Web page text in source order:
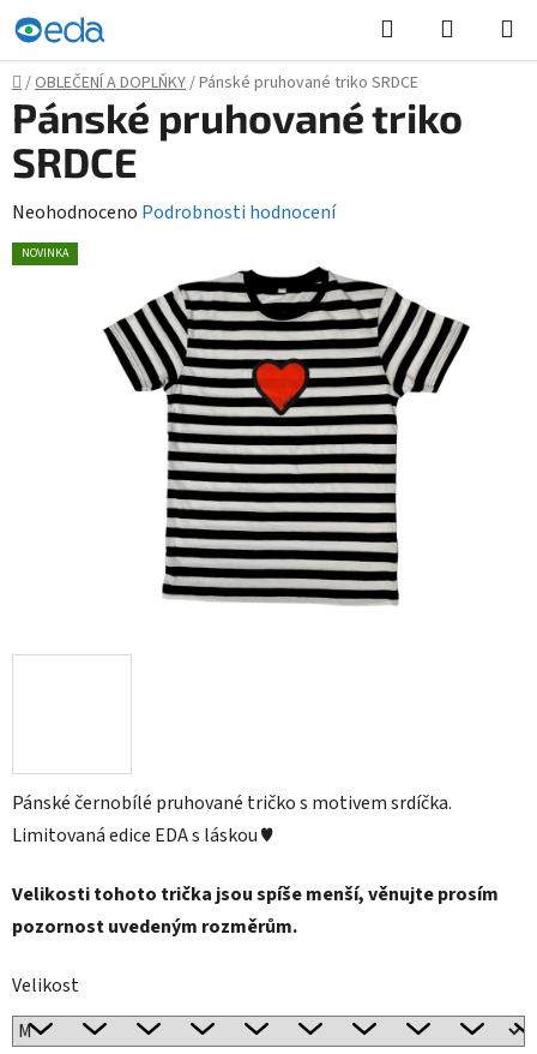
Přejít
na
obsah
Hledat
KOŠÍK
Domů
/OBLEČENÍ A DOPLŇKY/Pánské pruhované triko SRDCE
Pánské černobílé pruhované tričko s motivem srdíčka.
Limitovaná edice EDA s láskou ♥
Velikosti tohoto trička jsou spíše menší, věnujte prosím
pozornost uvedeným rozměrům.
Velikost
Pánské pruhované triko
SRDCE
Průměrné
hodnocení
Neohodnoceno Podrobnosti hodnocení
NOVINKA